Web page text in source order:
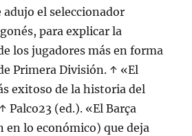
el seleccionador
para explicar la
los jugadores más en forma
Primera División. ↑ «El
exitoso de la historia del
Palco23 (ed.). «El Barça
en lo económico) que deja